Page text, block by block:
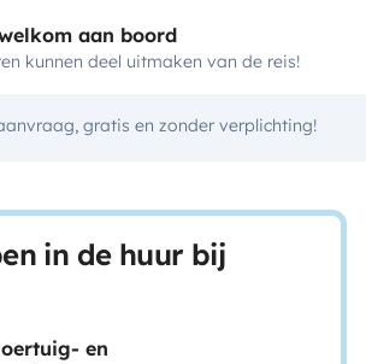
aan boord
kunnen deel uitmaken van de reis!
gratis en zonder verplichting!
in de huur bij
en